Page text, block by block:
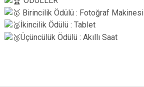
Birincilik Ödülü : Fotoğraf Makinesi
İkincilik Ödülü : Tablet
Üçüncülük Ödülü : Akıllı Saat